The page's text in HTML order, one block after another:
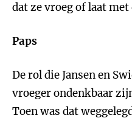
dat ze vroeg of laat
Paps
De rol die Jansen en
vroeger ondenkbaar
Toen was dat